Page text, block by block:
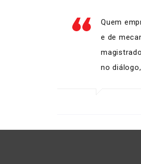
Quem
e de
no